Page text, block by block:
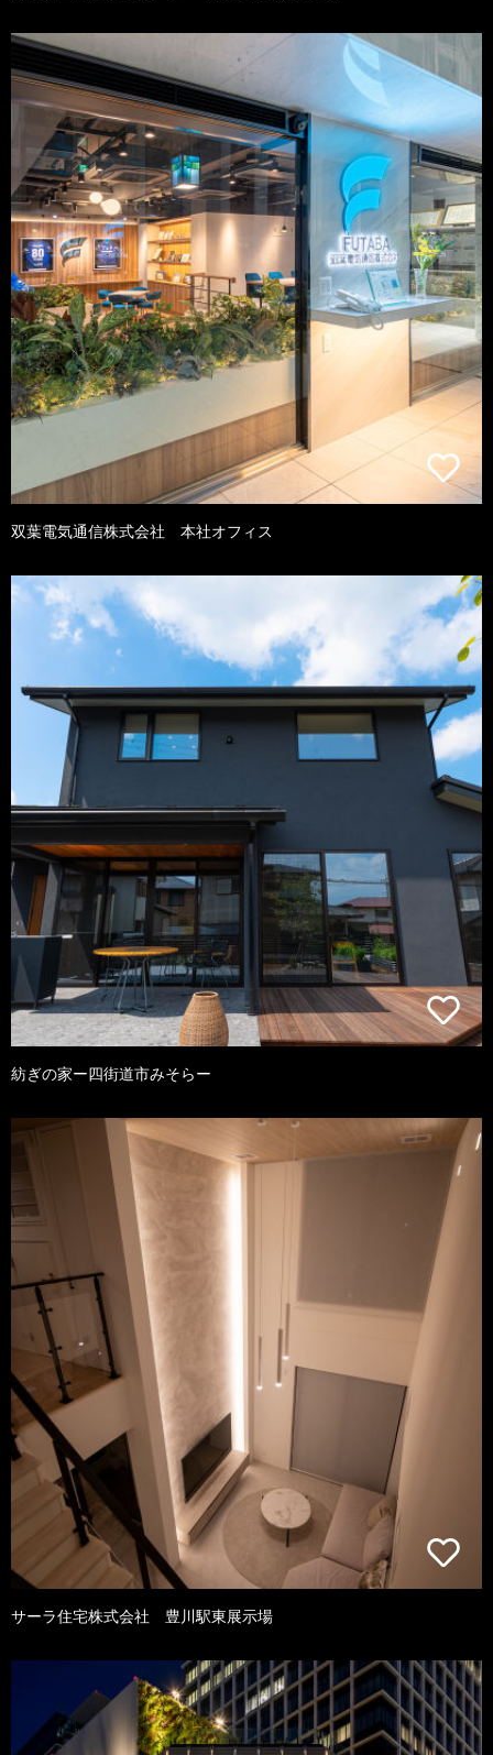
双葉電気通信株式会社 本社オフィス
紡ぎの家ー四街道市みそらー
サーラ住宅株式会社 豊川駅東展示場